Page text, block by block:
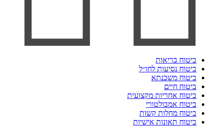
ביטוח בריאות
ביטוח נסיעות לחו״ל
ביטוח משכנתא
ביטוח חיים
ביטוח אחריות מקצועית
ביטוח אמבולטורי
ביטוח מחלות קשות
ביטוח תאונות אישיות